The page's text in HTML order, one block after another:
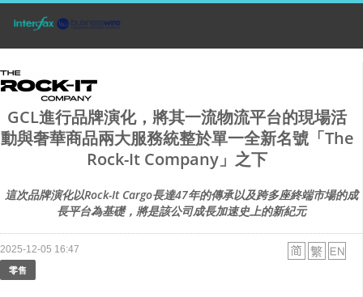
GCL進行品牌演化，將其一流物流平台的現場活
動與奢華商品兩大服務統整於單一全新名號「The
Rock-It Company」之下
這次品牌演化以Rock-It Cargo長達47年的傳承以及跨多座終端市場的成
長平台為基礎，將是該公司成長加速史上的新紀元
2025-12-05 16:47
零售